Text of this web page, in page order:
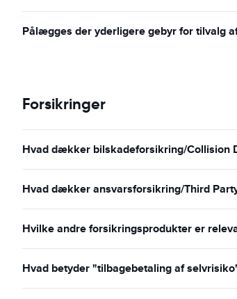
Pålægges der yderligere gebyr for tilvalg
Forsikringer
Hvad dækker bilskadeforsikring/Collision
Hvad dækker ansvarsforsikring/Third
Hvilke andre forsikringsprodukter er
Hvad betyder "tilbagebetaling af